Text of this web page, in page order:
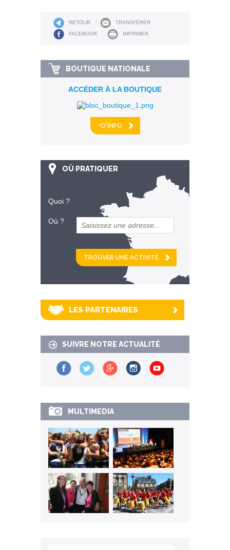
RETOUR
TRANSFÉRER
FACEBOOK
IMPRIMER
BOUTIQUE NATIONALE
ACCÉDER À LA BOUTIQUE
+D'INFO
OÙ PRATIQUER
Quoi ?
Où ?
et
km alentour
LES PARTENAIRES
SUIVRE NOTRE ACTUALITÉ
MULTIMEDIA